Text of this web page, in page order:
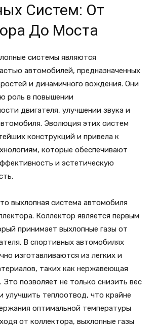
Систем: От
До Моста
системы являются
автомобилей, предназначенных
и динамичного вождения. Они
роль в повышении
двигателя, улучшении звука и
Эволюция этих систем
конструкций и привела к
которые обеспечивают
и эстетическую
выхлопная система автомобиля
Коллектор является первым
принимает выхлопные газы от
В спортивных автомобилях
изготавливаются из легких и
таких как нержавеющая
Это позволяет не только снизить вес
улучшить теплоотвод, что крайне
оптимальной температуры
от коллектора, выхлопные газы